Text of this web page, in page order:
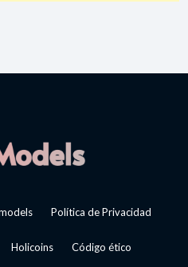
Política de Privacidad
Holicoins Código ético